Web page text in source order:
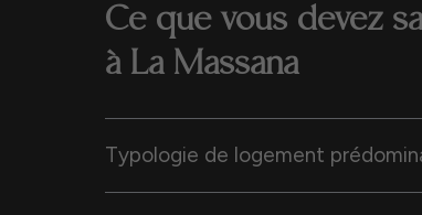
Ce que vous devez
à La Massana
Typologie de logement